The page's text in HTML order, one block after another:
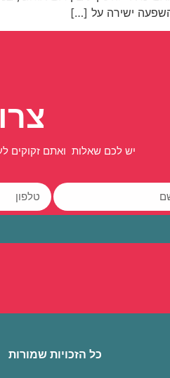
השפעה ישירה על […]
יש לכם שאלות ואתם זקוקים
כל הזכויות שמורות